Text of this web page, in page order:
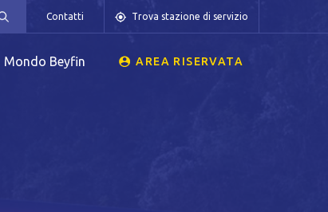
Contatti Trova stazione di servizio
Mondo Beyfin AREA RISERVATA